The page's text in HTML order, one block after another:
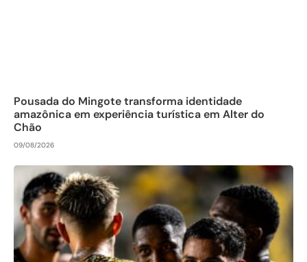
Pousada do Mingote transforma identidade
amazônica em experiência turística em Alter do
Chão
09/08/2026